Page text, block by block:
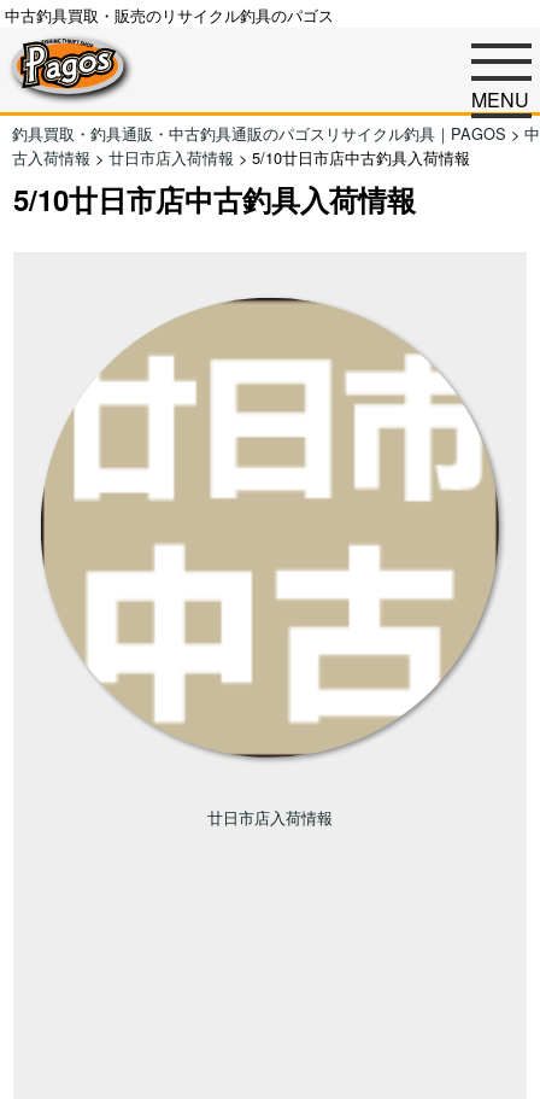
中古釣具買取・販売のリサイクル釣具のパゴス
MENU
釣具買取・釣具通販・中古釣具通販のパゴスリサイクル釣具｜PAGOS > 中
古入荷情報 > 廿日市店入荷情報 > 5/10廿日市店中古釣具入荷情報
5/10廿日市店中古釣具入荷情報
廿日市店入荷情報